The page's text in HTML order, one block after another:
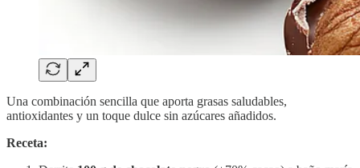
Una combinación sencilla que aporta grasas saludables,
antioxidantes y un toque dulce sin azúcares añadidos.
Receta: